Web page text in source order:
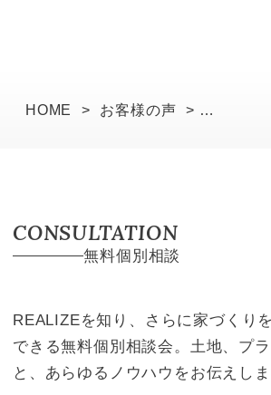
HOME > お客様の声
>
CONSULTATION
無料個別相談
REALIZEを知り、さらに家づくり
できる無料個別相談会。土地、プ
と、あらゆるノウハウをお伝えしま